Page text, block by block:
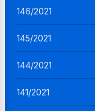
146/2021
145/2021
144/2021
141/2021